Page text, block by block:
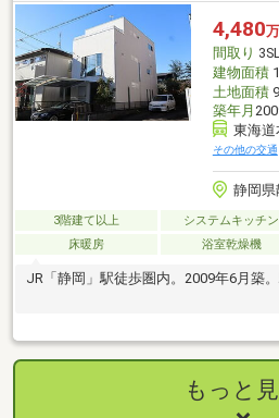
4,480
間取り
建物面積
土地面積
築年月
東海道
その他の交通
静岡県
3階建て以上 システムキッチン
床暖房
浴室乾燥機
JR「静岡」駅徒歩圏内。2009年6月築
もっと